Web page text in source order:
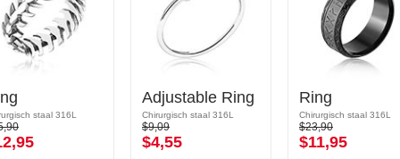
staal 316L
Adjustable Ring
Chirurgisch staal 316L
$9,09
$4,55
Ring
Chirurgisch staal 316L
$23,90
$11,95